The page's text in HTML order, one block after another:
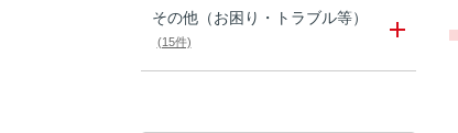
その他（お困り・トラブル等）
(15件)